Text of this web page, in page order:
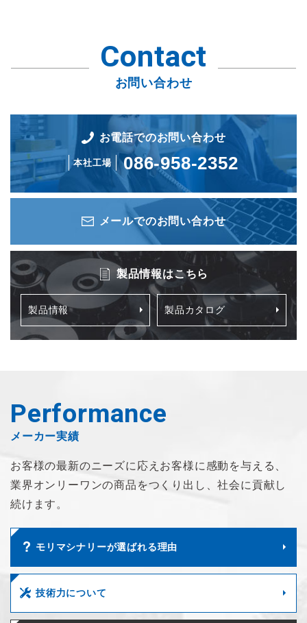
Contact
お問い合わせ
お電話でのお問い合わせ
本社工場 086-958-2352
メールでのお問い合わせ
製品情報はこちら
製品情報 製品カタログ
Performance
メーカー実績
お客様の最新のニーズに応え お客様に感動を与える、
業界オンリーワンの商品をつくり出し、社会に貢献し
続けます。
モリマシナリーが選ばれる理由
技術力について